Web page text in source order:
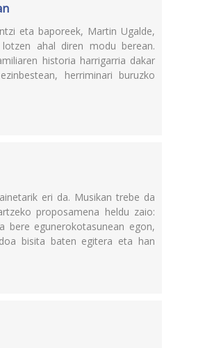
eta baporeek, Martin Ugalde,
ahal diren modu berean.
historia harrigarria dakar
herriminari buruzko
eri da. Musikan trebe da
proposamena heldu zaio:
bere egunerokotasunean egon,
bisita baten egitera eta han